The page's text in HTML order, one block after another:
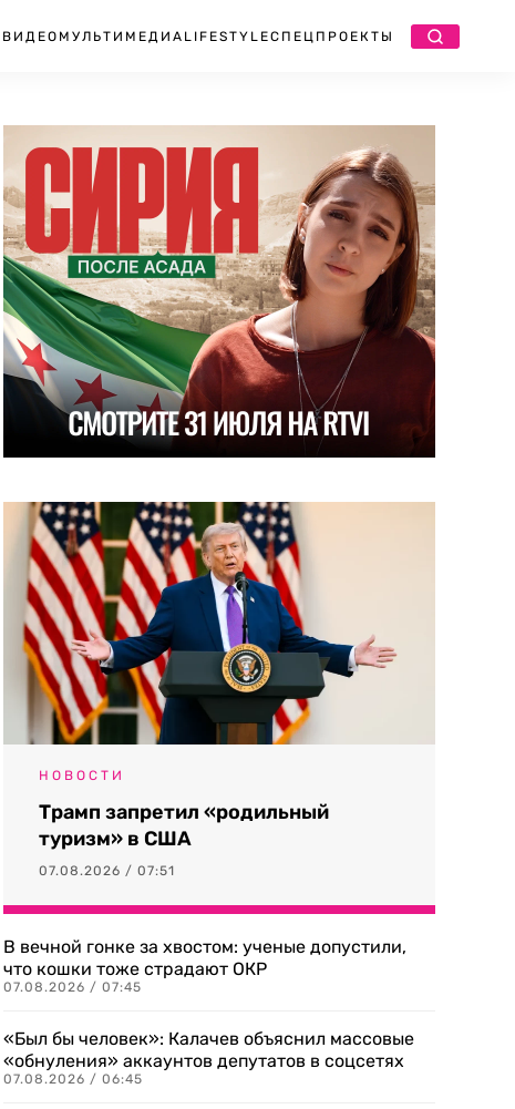
ВИДЕО МУЛЬТИМЕДИА LIFESTYLEСПЕЦПРОЕКТЫ
НОВОСТИ
Трамп запретил «родильный
туризм» в США
07.08.2026 / 07:51
В вечной гонке за хвостом: ученые допустили,
что кошки тоже страдают ОКР
07.08.2026 / 07:45
«Был бы человек»: Калачев объяснил массовые
«обнуления» аккаунтов депутатов в соцсетях
07.08.2026 / 06:45